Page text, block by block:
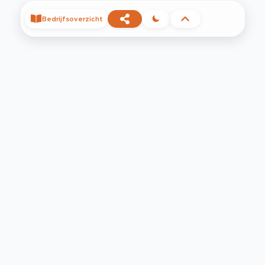
Bedrijfsoverzicht